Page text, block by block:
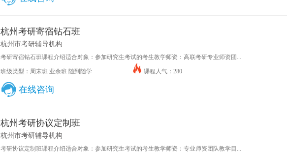
杭州考研寄宿钻石班
杭州市考研辅导机构
考研寄宿钻石班课程介绍适合对象：参加研究生考试的考生教学师资：高联考研专业师资团...
班级类型：周末班 业余班 随到随学 课程人气：280
在线咨询
杭州考研协议定制班
杭州市考研辅导机构
考研协议定制班课程介绍适合对象：参加研究生考试的考生教学师资：专业师资团队教学目...